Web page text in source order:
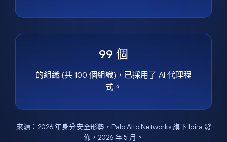
99 個
的組織 (共 100 個組織)，已採用了 AI 代理程
式。
來源： 2026 年身分安全形勢，Palo Alto Networks 旗下 Idira 發
佈，2026 年 5 月。